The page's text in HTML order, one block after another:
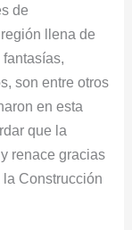
de
llena de
son entre otros
en esta
que la
renace gracias
Construcción